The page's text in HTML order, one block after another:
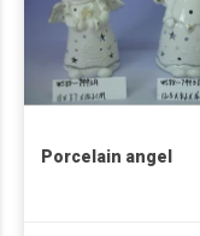
Porcelain angel